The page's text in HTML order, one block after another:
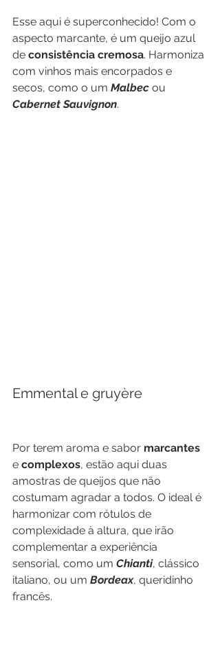
Esse aqui é superconhecido! Com o
aspecto marcante, é um queijo azul
de consistência cremosa. Harmoniza
com vinhos mais encorpados e
secos, como o um Malbec ou
Cabernet Sauvignon.
Emmental e gruyère
Por terem aroma e sabor marcantes
e complexos, estão aqui duas
amostras de queijos que não
costumam agradar a todos. O ideal é
harmonizar com rótulos de
complexidade à altura, que irão
complementar a experiência
sensorial, como um Chianti, clássico
italiano, ou um Bordeax, queridinho
francês.